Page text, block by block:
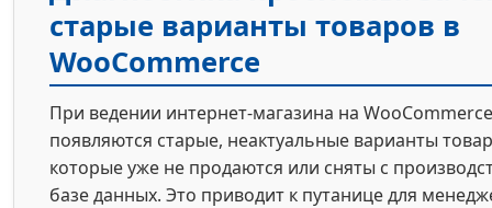
старые варианты товаров в
WooCommerce
При ведении интернет-магазина на
появляются старые, неактуальные варианты
которые уже не продаются или сняты с
базе данных. Это приводит к путанице для